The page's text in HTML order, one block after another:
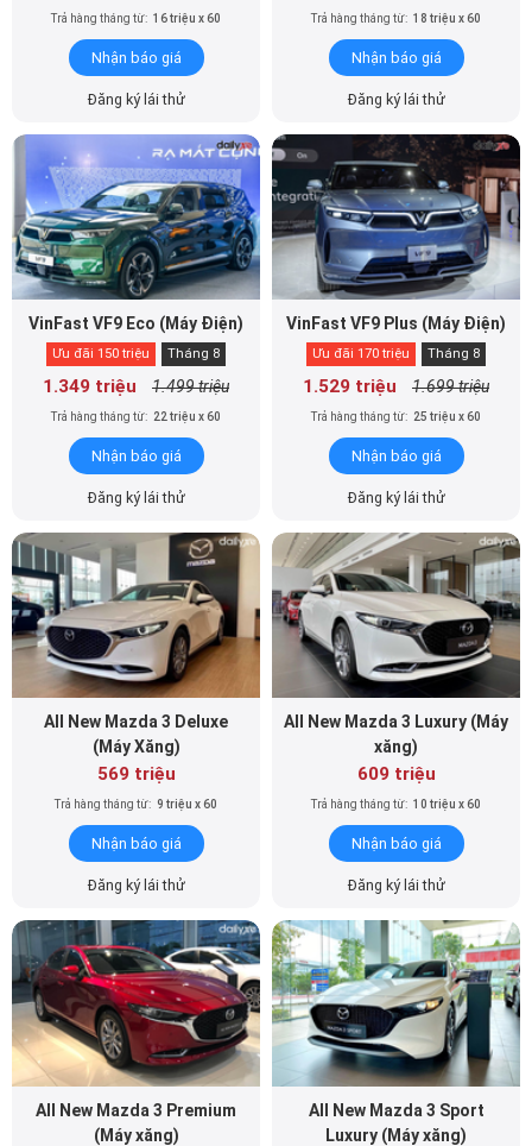
Trả hàng tháng từ: 16 triệu x 60
Nhận báo giá
Đăng ký lái thử
Trả hàng tháng từ: 18 triệu x 60
Nhận báo giá
Đăng ký lái thử
VinFast VF9 Eco (Máy Điện)
Ưu đãi 150 triệu Tháng 8
1.349 triệu 1.499 triệu
Trả hàng tháng từ: 22 triệu x 60
Nhận báo giá
Đăng ký lái thử
VinFast VF9 Plus (Máy Điện)
Ưu đãi 170 triệu Tháng 8
1.529 triệu 1.699 triệu
Trả hàng tháng từ: 25 triệu x 60
Nhận báo giá
Đăng ký lái thử
All New Mazda 3 Deluxe
(Máy Xăng)
569 triệu
Trả hàng tháng từ: 9 triệu x 60
Nhận báo giá
Đăng ký lái thử
All New Mazda 3 Luxury (Máy
xăng)
609 triệu
Trả hàng tháng từ: 10 triệu x 60
Nhận báo giá
Đăng ký lái thử
All New Mazda 3 Premium
(Máy xăng)
All New Mazda 3 Sport
Luxury (Máy xăng)